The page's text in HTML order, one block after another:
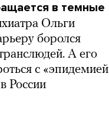
в темные
Ольги
боролся
А его
с «эпидемией
России